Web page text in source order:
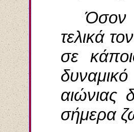
Όσον
τελικά
σε
αιώνιας
σήμερα